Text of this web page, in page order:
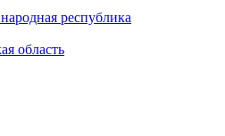
республика
область